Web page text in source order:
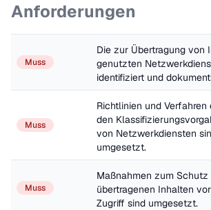
Anforderungen
Muss
Die zur Übertragung von
genutzten
identifiziert und
Muss
Richtlinien und Verfahren
den
von Netzwerkdiensten
umgesetzt.
Muss
Maßnahmen zum Schutz
übertragenen Inhalten
Zugriff sind umgesetzt.